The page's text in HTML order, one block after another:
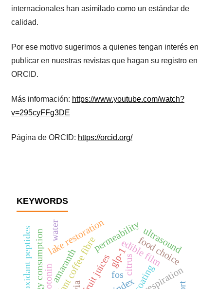
internacionales han asimilado como un estándar de
calidad.
Por ese motivo sugerimos a quienes tengan interés en
publicar en nuestras revistas que hagan su registro en
ORCID.
Más información: https://www.youtube.com/watch?
v=295cyFFg3DE
Página de ORCID: https://orcid.org/
KEYWORDS
fos
glp-1
coating
edible film
permeability
respiration
fruit juices
energy consumptionamaranth
antioxidant peptides food choice
ultrasound
lake restoration
water
citrus